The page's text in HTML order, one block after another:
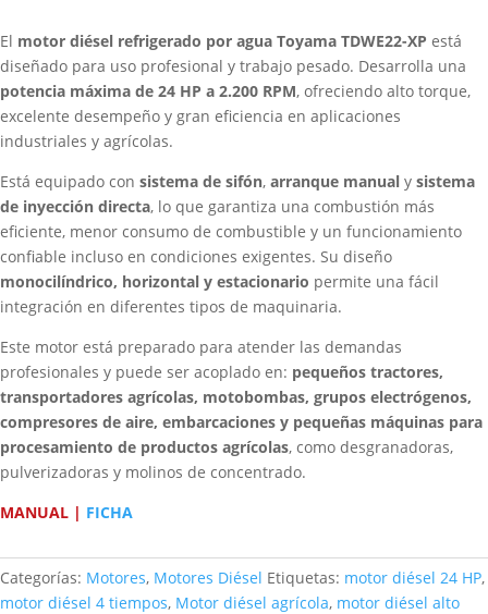
El motor diésel refrigerado por agua Toyama TDWE22-XP está
diseñado para uso profesional y trabajo pesado. Desarrolla una
potencia máxima de 24 HP a 2.200 RPM, ofreciendo alto torque,
excelente desempeño y gran eficiencia en aplicaciones
industriales y agrícolas.
Está equipado con sistema de sifón, arranque manual y sistema
de inyección directa, lo que garantiza una combustión más
eficiente, menor consumo de combustible y un funcionamiento
confiable incluso en condiciones exigentes. Su diseño
monocilíndrico, horizontal y estacionario permite una fácil
integración en diferentes tipos de maquinaria.
Este motor está preparado para atender las demandas
profesionales y puede ser acoplado en: pequeños tractores,
transportadores agrícolas, motobombas, grupos electrógenos,
compresores de aire, embarcaciones y pequeñas máquinas para
procesamiento de productos agrícolas, como desgranadoras,
pulverizadoras y molinos de concentrado.
MANUAL | FICHA
Categorías: Motores, Motores Diésel Etiquetas: motor diésel 24 HP,
motor diésel 4 tiempos, Motor diésel agrícola, motor diésel alto